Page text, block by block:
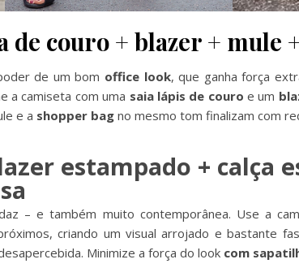
de couro + blazer + mule
de um bom office look, que ganha força
a camiseta com uma saia lápis de couro e um
e a shopper bag no mesmo tom finalizam com
estampado + calça
– e também muito contemporânea. Use a
criando um visual arrojado e bastante
Minimize a força do look com